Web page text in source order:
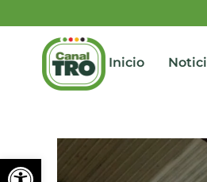
Abrir barra de
Inicio